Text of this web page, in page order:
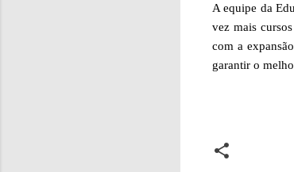
A equipe da
vez mais
com a
garantir o